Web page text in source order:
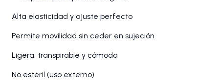
Alta elasticidad y ajuste perfecto
Permite movilidad sin ceder en sujeción
Ligera, transpirable y cómoda
No estéril (uso externo)